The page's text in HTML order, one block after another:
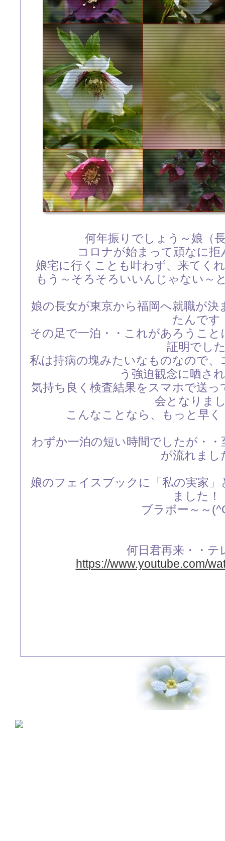
何年振りでしょう～娘（
コロナが始まって頑なに
娘宅に行くことも叶わず、来てく
もう～そろそろいいんじゃない～
娘の長女が東京から福岡へ就職が
たんです
その足で一泊・・これがあろうこ
証明でし
私は持病の塊みたいなものなので
う強迫観念に晒さ
気持ち良く検査結果をスマホで送
会となりま
こんなことなら、もっと早
わずか一泊の短い時間でしたが・
が流れまし
娘のフェイスブックに「私の実家
ました！
ブラボー～～
何日君再来・・テ
https://www.youtube.com/